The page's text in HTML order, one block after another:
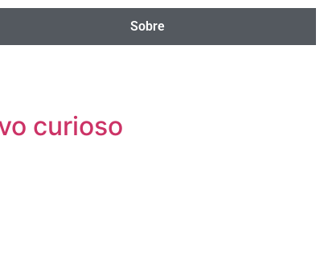
Sobre
curioso